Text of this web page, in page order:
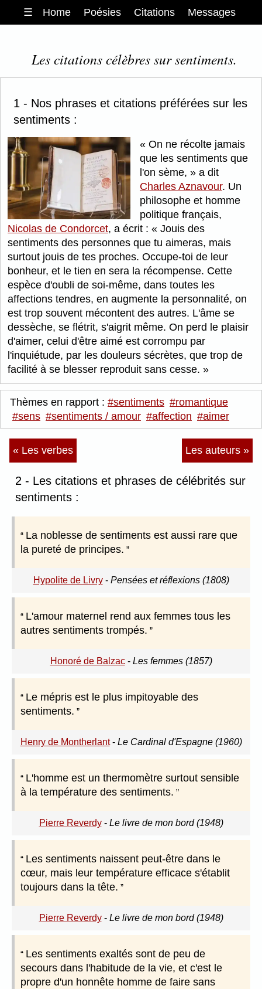
☰ Home Poésies Citations Messages
Les citations célèbres sur sentiments.
1 - Nos phrases et citations préférées sur les
sentiments :
On ne récolte jamais
que les sentiments que
l'on sème,
a dit
Charles Aznavour. Un
philosophe et homme
politique français,
Nicolas de Condorcet, a écrit :
Jouis des
sentiments des personnes que tu aimeras, mais
surtout jouis de tes proches. Occupe-toi de leur
bonheur, et le tien en sera la récompense. Cette
espèce d'oubli de soi-même, dans toutes les
affections tendres, en augmente la personnalité, on
est trop souvent mécontent des autres. L'âme se
dessèche, se flétrit, s'aigrit même. On perd le plaisir
d'aimer, celui d'être aimé est corrompu par
l'inquiétude, par les douleurs sécrètes, que trop de
facilité à se blesser reproduit sans cesse.
Thèmes en rapport : #sentiments #romantique
#sens #sentiments / amour #affection #aimer
« Les verbes Les auteurs »
2 - Les citations et phrases de célébrités sur
sentiments :
La noblesse de sentiments est aussi rare que
la pureté de principes.
Hypolite de Livry- Pensées et réflexions (1808)
L'amour maternel rend aux femmes tous les
autres sentiments trompés.
Honoré de Balzac- Les femmes (1857)
Le mépris est le plus impitoyable des
sentiments.
Henry de Montherlant- Le Cardinal d'Espagne (1960)
L'homme est un thermomètre surtout sensible
à la température des sentiments.
Pierre Reverdy- Le livre de mon bord (1948)
Les sentiments naissent peut-être dans le
cœur, mais leur température efficace s'établit
toujours dans la tête.
Pierre Reverdy- Le livre de mon bord (1948)
Les sentiments exaltés sont de peu de
secours dans l'habitude de la vie, et c'est le
propre d'un honnête homme de faire sans